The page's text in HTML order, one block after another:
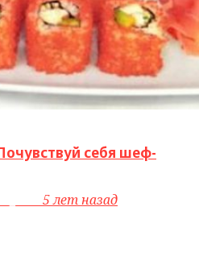
себя шеф-
5 лет назад